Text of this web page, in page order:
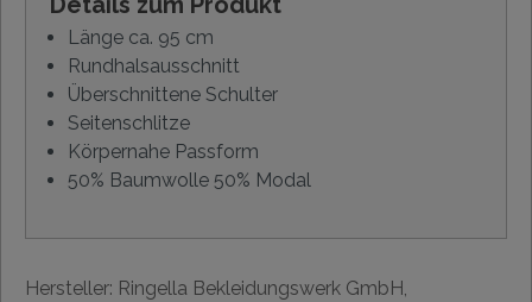
Länge ca. 95 cm
Rundhalsausschnitt
Überschnittene Schulter
Seitenschlitze
Körpernahe Passform
50% Baumwolle 50% Modal
Hersteller: Ringella Bekleidungswerk GmbH,